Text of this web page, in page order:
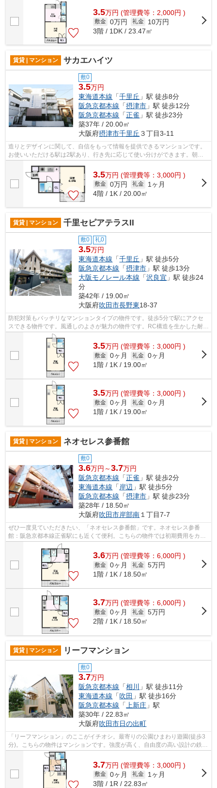
3.5万円 (管理費等：2,000円 )
敷金 0万円 礼金
10万円
3階 / 1DK / 23.47㎡
賃貸 | マンション サカエハイツ
敷0
3.5万円
東海道本線 「千里丘 」駅 徒歩8分
阪急京都本線 「摂津市 」駅 徒歩12分
阪急京都本線 「正雀 」駅 徒歩23分
築37年 / 20.00㎡
大阪府摂津市千里丘 ３丁目3-11
造りとデザインに関して、自信をもって情報を提供できるマンションです。
お使いいただける駅は2駅あり、行き先に応じて使い分けができます。朝に
3.5万円 (管理費等：3,000円 )
敷金 0万円 礼金
1ヶ月
4階 / 1K / 20.00㎡
賃貸 | マンション 千里セピアテラスII
敷0 礼0
3.5万円
東海道本線 「千里丘 」駅 徒歩5分
阪急京都本線 「摂津市 」駅 徒歩13分
大阪モノレール本線 「沢良宜 」駅 徒歩24
分
築42年 / 19.00㎡
大阪府吹田市長野東18-37
防犯対策もバッチリなマンションタイプの物件です。徒歩5分で駅にアクセ
スできる物件です。風通しのよさが魅力の物件です。RC構造を生かした耐
火、耐震、防音の物件。ミライズ吹田店で...
3.5万円 (管理費等：3,000円 )
敷金 0ヶ月 礼金 0ヶ月
1階 / 1K / 19.00㎡
3.5万円 (管理費等：3,000円 )
敷金 0ヶ月 礼金 0ヶ月
1階 / 1K / 19.00㎡
賃貸 | マンション ネオセレス参番館
敷0
3.6万円～3.7万円
阪急京都本線 「正雀 」駅 徒歩2分
東海道本線 「 岸辺 」駅 徒歩5分
阪急京都本線 「摂津市 」駅 徒歩23分
築28年 / 18.50㎡
大阪府吹田市岸部南 １丁目7-7
ぜひ一度見ていただきたい、「ネオセレス参番館」です。ネオセレス参番
館：阪急京都本線正雀駅にも近くて便利。こちらの物件では初期費用をカー
ドでお支払いいただけます。強度、耐震...
3.6万円 (管理費等：6,000円 )
敷金 0ヶ月 礼金 5万円
1階 / 1K / 18.50㎡
3.7万円 (管理費等：6,000円 )
敷金 0ヶ月 礼金 5万円
2階 / 1K / 18.50㎡
賃貸 | マンション リーフマンション
敷0
3.7万円
阪急京都本線 「相川
」駅 徒歩11分
東海道本線 「吹田 」駅 徒歩16分
阪急京都本線 「上新庄 」駅
築30年 / 22.83㎡
大阪府吹田市日の出町
「リーフマンション」のここがイチオシ。最寄りの公園ひまわり遊園(徒歩3
分)。こちらの物件はマンションです。強度が高く、自由度の高い設計の鉄骨
造マンション。吹田市で新しい住環境...
3.7万円 (管理費等：3,000円 )
敷金 0ヶ月 礼金
1ヶ月
3階 / 1R / 22.83㎡